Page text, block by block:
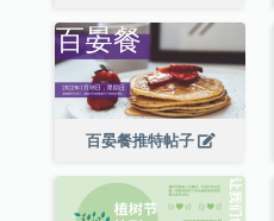
百晏餐推特帖子